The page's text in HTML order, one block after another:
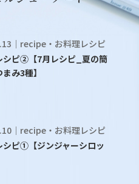
｜recipe・お料理レシピ
シピ②【7月レシピ_夏の簡
み3種】
｜recipe・お料理レシピ
シピ①【ジンジャーシロッ